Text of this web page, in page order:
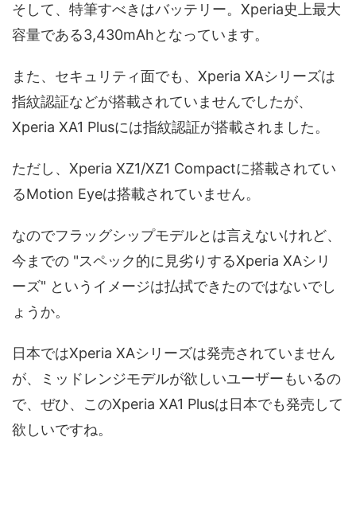
そして、特筆すべきはバッテリー。Xperia史上最大
容量である3,430mAhとなっています。
また、セキュリティ面でも、Xperia XAシリーズは
指紋認証などが搭載されていませんでしたが、
Xperia XA1 Plusには指紋認証が搭載されました。
ただし、Xperia XZ1/XZ1 Compactに搭載されてい
るMotion Eyeは搭載されていません。
なのでフラッグシップモデルとは言えないけれど、
今までの "スペック的に見劣りするXperia XAシリ
ーズ" というイメージは払拭できたのではないでし
ょうか。
日本ではXperia XAシリーズは発売されていません
が、ミッドレンジモデルが欲しいユーザーもいるの
で、ぜひ、このXperia XA1 Plusは日本でも発売して
欲しいですね。